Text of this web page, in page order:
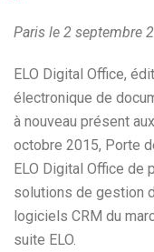
Paris le 2 septembre
ELO Digital Office,
électronique de
à nouveau présent
octobre 2015, Porte
ELO Digital Office de
solutions de gestion
logiciels CRM du
suite ELO.